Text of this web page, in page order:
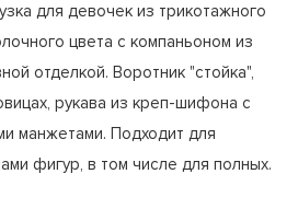
для девочек из трикотажного
цвета с компаньоном из
отделкой. Воротник "стойка",
рукава из креп-шифона с
манжетами. Подходит для
фигур, в том числе для полных.